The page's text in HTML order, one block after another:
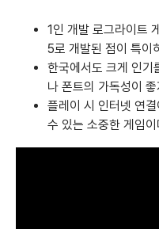
1인 개발 로그라이트
5로 개발된 점이 특이
한국에서도 크게 인기
나 폰트의 가독성이
플레이 시 인터넷 연
수 있는 소중한 게임이